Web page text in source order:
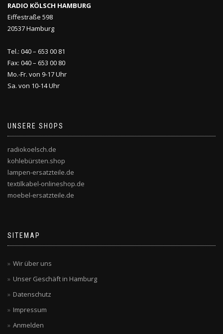
RADIO KÖLSCH HAMBURG
Eiffestraße 598
20537 Hamburg
Tel.: 040 – 653 00 81
Fax: 040 – 653 00 80
Mo.-Fr. von 9-17 Uhr
Sa. von 10-14 Uhr
UNSERE SHOPS
radiokoelsch.de
kohlebürsten.shop
lampen-ersatzteile.de
textilkabel-onlineshop.de
moebel-ersatzteile.de
SITEMAP
Wir über uns
Unser Geschäft in Hamburg
Datenschutz
Impressum
Anmelden